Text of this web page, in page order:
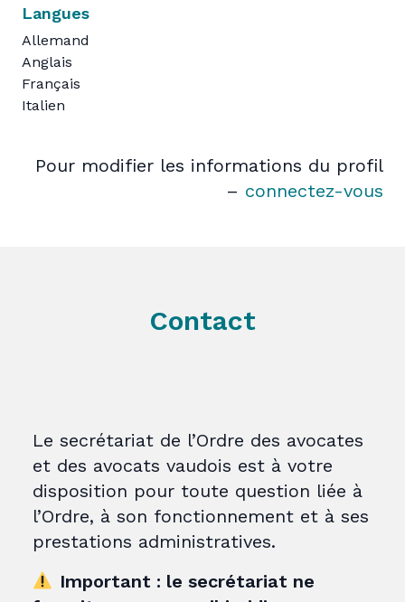
Langues
Allemand
Anglais
Français
Italien
Pour modifier les informations du profil
– connectez-vous
Contact
Le secrétariat de l’Ordre des avocates
et des avocats vaudois est à votre
disposition pour toute question liée à
l’Ordre, à son fonctionnement et à ses
prestations administratives.
Important : le secrétariat ne